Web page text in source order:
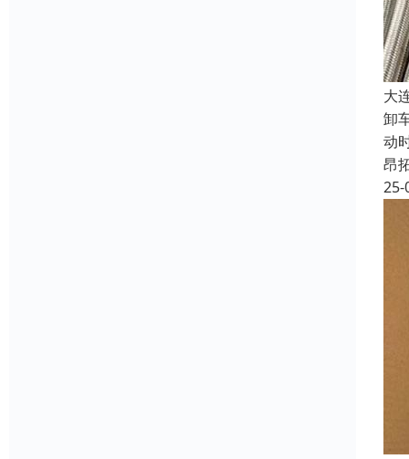
大
卸
动
昂
25-